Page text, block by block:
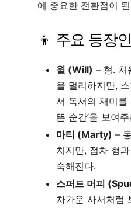
에 중요한 전환점이
👦 주요 등장
윌 (Will) – 형. 처
을 멀리하지만,
서 독서의 재미를
뜬 순간’을 보여
마티 (Marty) –
치지만, 점차 형
숙해진다.
스퍼드 머피
차가운 사서처럼